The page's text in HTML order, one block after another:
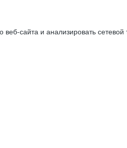
сайта и анализировать сетевой